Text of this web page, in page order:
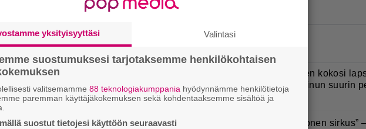
Jani Sievinen kokosi
yhteen – ”Minun suurin
heille”
”Että semmonen sirkus”
yksityisyyttäsi Valintasi
suostumuksesi tarjotaksemme henkilökohtaisen
valitsemamme 88 teknologiakumppania hyödynnämme henkilötietoja
paremman käyttäjäkokemuksen sekä kohdentaaksemme sisältöä ja
suostut tietojesi käyttöön seuraavasti